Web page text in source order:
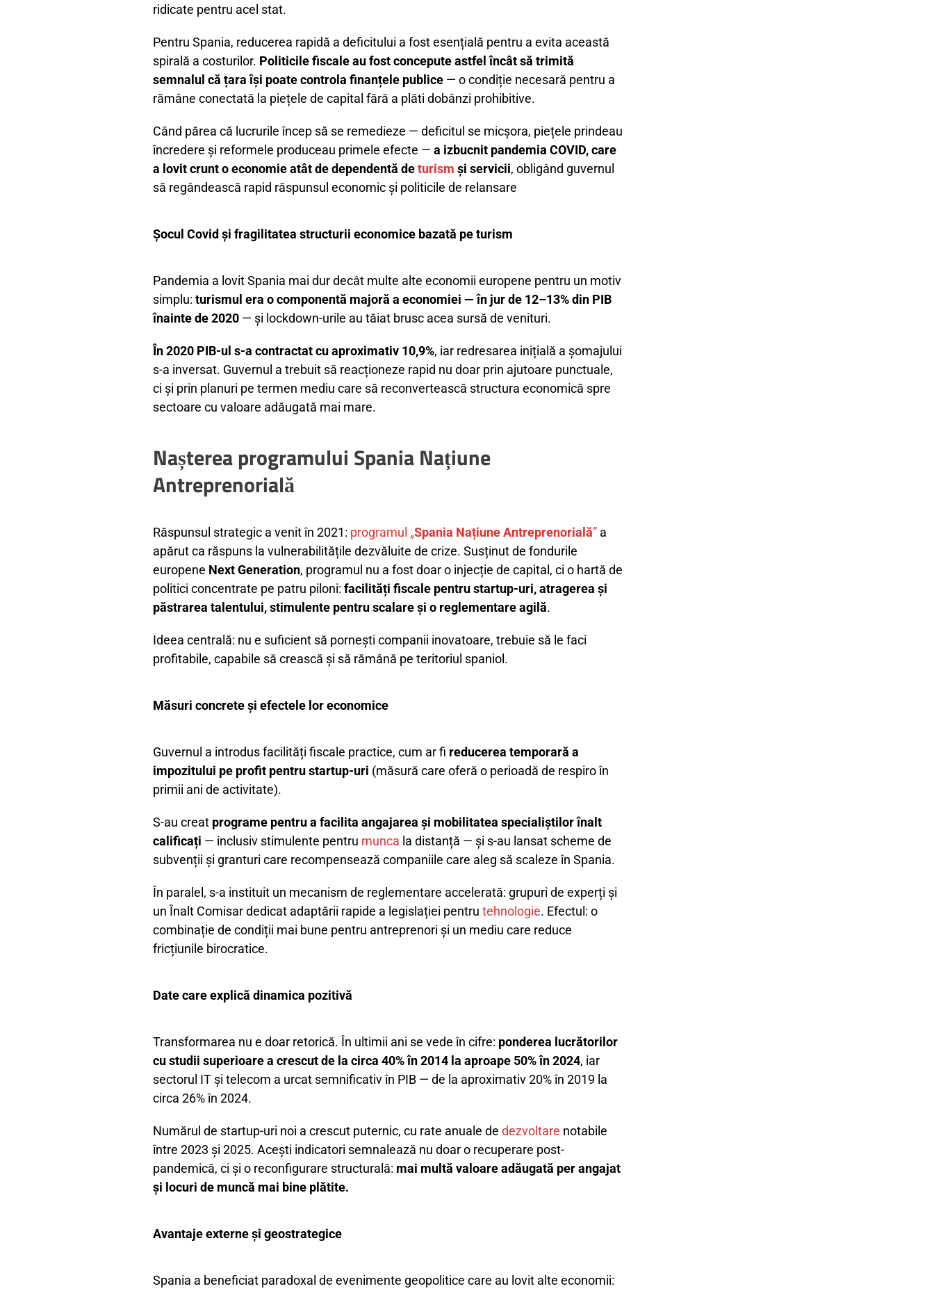
ridicate pentru acel stat.
Pentru Spania, reducerea rapidă a deficitului a fost esențială pentru a evita această
spirală a costurilor. Politicile fiscale au fost concepute astfel încât să trimită
semnalul că țara își poate controla finanțele publice— o condiție necesară pentru a
rămâne conectată la piețele de capital fără a plăti dobânzi prohibitive.
Când părea că lucrurile încep să se remedieze — deficitul se micșora, piețele prindeau
încredere și reformele produceau primele efecte — a izbucnit pandemia COVID, care
a lovit crunt o economie atât de dependentă deturism și servicii, obligând guvernul
să regândească rapid răspunsul economic și politicile de relansare
Șocul Covid și fragilitatea structurii economice bazată pe turism
Pandemia a lovit Spania mai dur decât multe alte economii europene pentru un motiv
simplu: turismul era o componentă majoră a economiei — în jur de 12–13% din PIB
înainte de 2020— și lockdown-urile au tăiat brusc acea sursă de venituri.
În 2020 PIB-ul s-a contractat cu aproximativ 10,9%, iar redresarea inițială a șomajului
s-a inversat. Guvernul a trebuit să reacționeze rapid nu doar prin ajutoare punctuale,
ci și prin planuri pe termen mediu care să reconvertească structura economică spre
sectoare cu valoare adăugată mai mare.
Nașterea programului Spania Națiune
Antreprenorială
Răspunsul strategic a venit în 2021: programul „Spania Națiune Antreprenorială”a
apărut ca răspuns la vulnerabilitățile dezvăluite de crize. Susținut de fondurile
europene Next Generation, programul nu a fost doar o injecție de capital, ci o hartă de
politici concentrate pe patru piloni: facilități fiscale pentru startup-uri, atragerea și
păstrarea talentului, stimulente pentru scalare și o reglementare agilă.
Ideea centrală: nu e suficient să pornești companii inovatoare, trebuie să le faci
profitabile, capabile să crească și să rămână pe teritoriul spaniol.
Măsuri concrete și efectele lor economice
Guvernul a introdus facilități fiscale practice, cum ar fi reducerea temporară a
impozitului pe profit pentru startup-uri (măsură care oferă o perioadă de respiro în
primii ani de activitate).
S-au creat programe pentru a facilita angajarea și mobilitatea specialiștilor înalt
calificați — inclusiv stimulente pentru munca la distanță — și s-au lansat scheme de
subvenții și granturi care recompensează companiile care aleg să scaleze în Spania.
În paralel, s-a instituit un mecanism de reglementare accelerată: grupuri de experți și
un Înalt Comisar dedicat adaptării rapide a legislației pentru tehnologie. Efectul: o
combinație de condiții mai bune pentru antreprenori și un mediu care reduce
fricțiunile birocratice.
Date care explică dinamica pozitivă
Transformarea nu e doar retorică. În ultimii ani se vede în cifre: ponderea lucrătorilor
cu studii superioare a crescut de la circa 40% în 2014 la aproape 50% în 2024, iar
sectorul IT și telecom a urcat semnificativ în PIB — de la aproximativ 20% în 2019 la
circa 26% în 2024.
Numărul de startup-uri noi a crescut puternic, cu rate anuale de dezvoltare notabile
între 2023 și 2025. Acești indicatori semnalează nu doar o recuperare post-
pandemică, ci și o reconfigurare structurală: mai multă valoare adăugată per angajat
și locuri de muncă mai bine plătite.
Avantaje externe și geostrategice
Spania a beneficiat paradoxal de evenimente geopolitice care au lovit alte economii: